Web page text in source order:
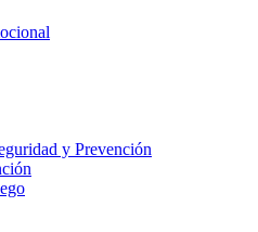
y Prevención